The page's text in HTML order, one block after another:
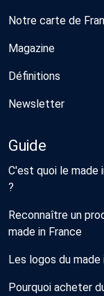
Notre carte de
Magazine
Définitions
Newsletter
Guide
C'est quoi le made
?
Reconnaître un
made in France
Les logos du made
Pourquoi acheter